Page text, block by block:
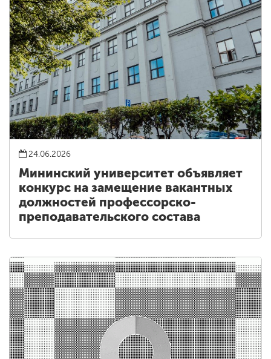
24.06.2026
Мининский университет объявляет
конкурс на замещение вакантных
должностей профессорско-
преподавательского состава